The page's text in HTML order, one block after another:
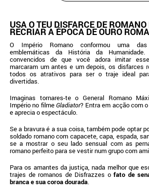
USA O TEU DISFARCE DE
RECRIAR A ÉPOCA DE OURO
O Império Romano conformou uma
emblemáticas da História da
convencidos de que você adora imitar
marcaram um antes e um depois, os disfarces
todos os atrativos para ser o traje ideal
divertidas.
Imaginas tornares-te o General Romano
Império no filmeGladiator? Entra em acção com
e aprecia o espectáculo.
Se a bravura é a sua coisa, também pode optar
soldado romano com capacete, capa, espada,
se a mostrar o seu lado sensual com as
romano perfeito para se vestir num grupo com
Para os amantes da justiça, nada melhor que
trajes de romanos de Disfrazzes ofato de
branca e sua coroa dourada.